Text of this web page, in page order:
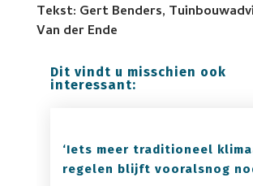
Tekst: Gert Benders,
Van der Ende
Dit vindt u misschien ook
interessant:
‘Iets meer traditioneel
regelen blijft vooralsnog